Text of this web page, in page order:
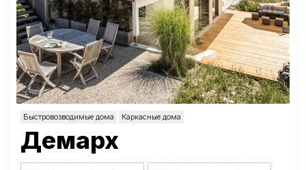
Быстровозводимые дома Каркасные дома
Демарх